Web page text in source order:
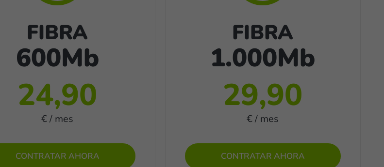
FIBRA
600Mb
24,90
€ / mes
CONTRATAR AHORA
FIBRA
1.000Mb
29,90
€ / mes
CONTRATAR AHORA